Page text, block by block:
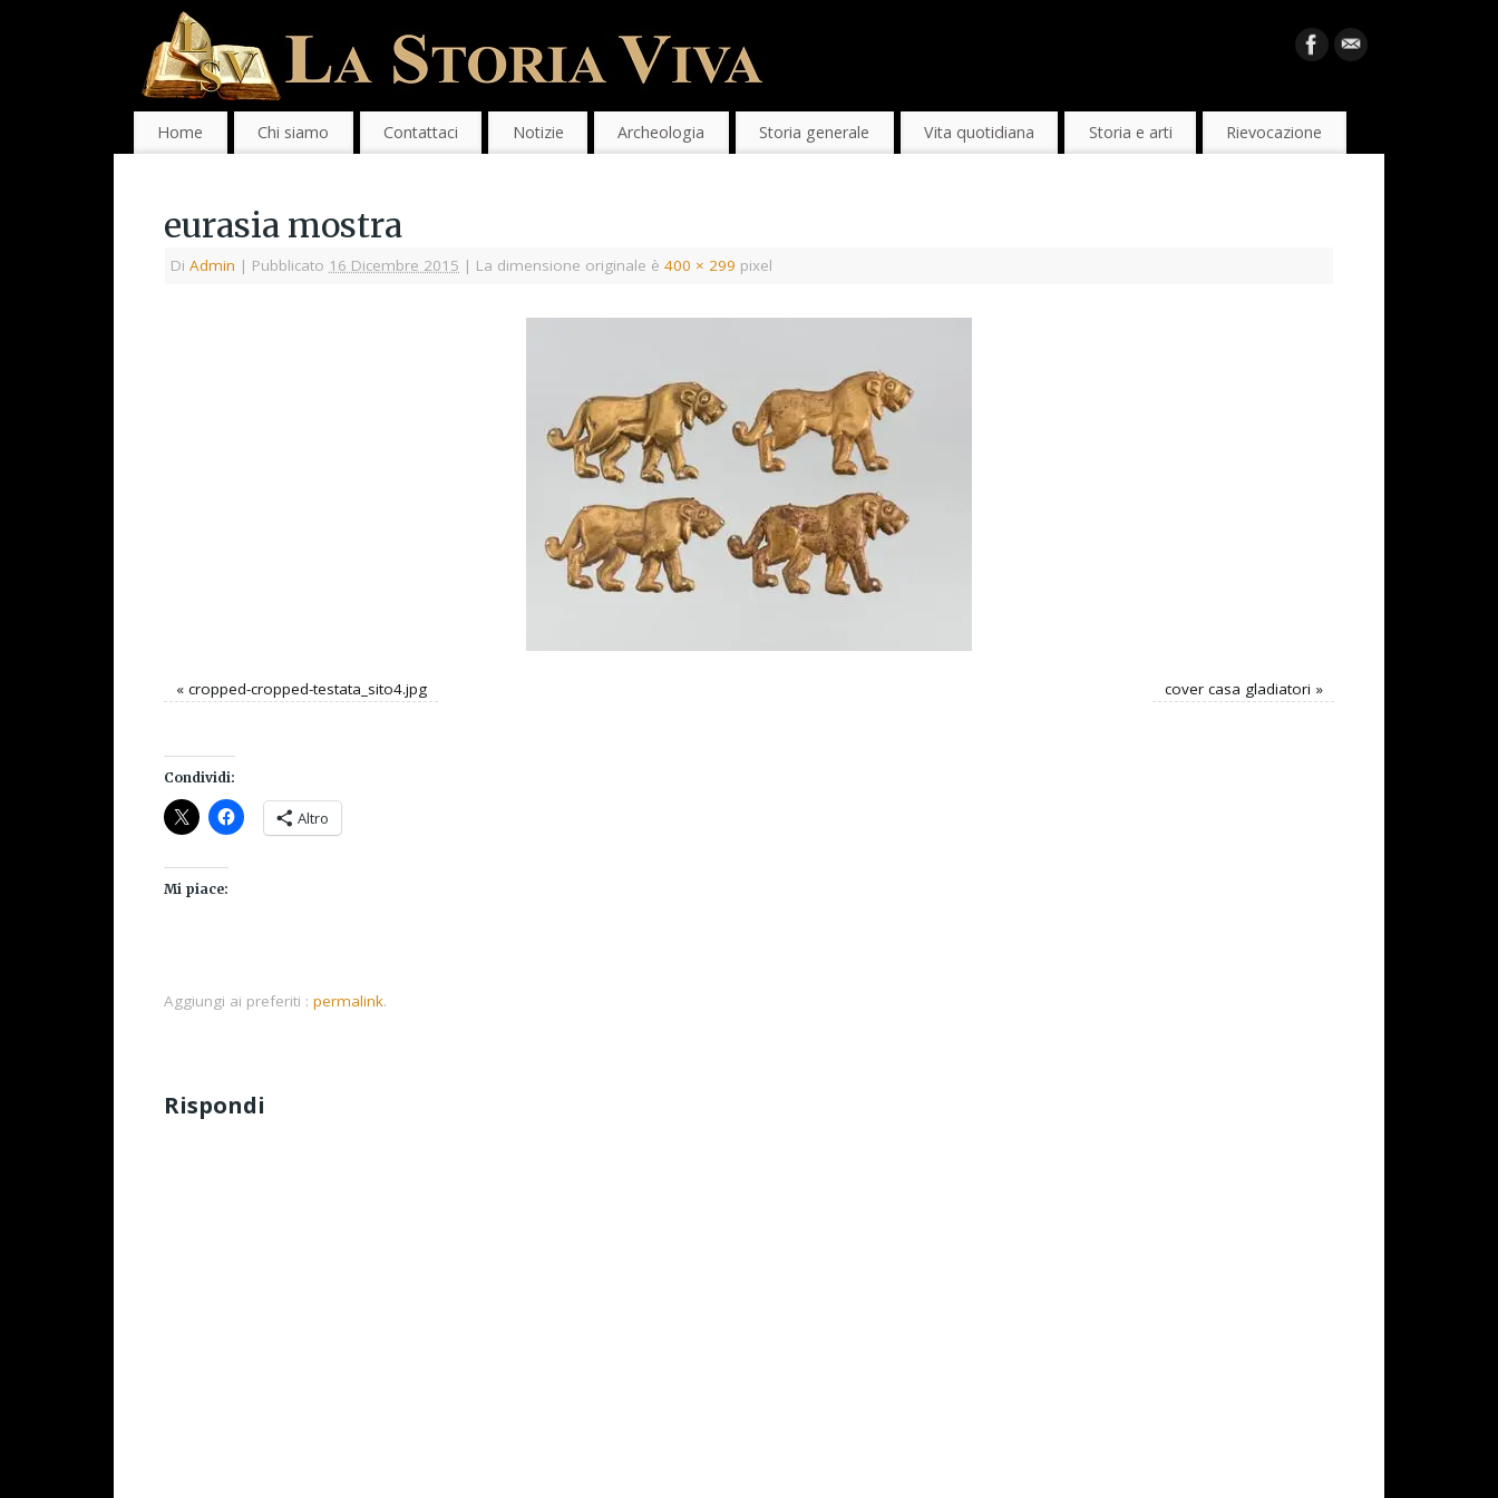
Home Chi siamo Contattaci Notizie Archeologia Storia generale Vita quotidiana Storia e arti Rievocazione
eurasia mostra
Di Admin | Pubblicato 16 Dicembre 2015 | La dimensione originale è 400 × 299 pixel
« cropped-cropped-testata_sito4.jpg cover casa gladiatori »
Condividi:
Altro
Mi piace:
Aggiungi ai preferiti : permalink.
Rispondi